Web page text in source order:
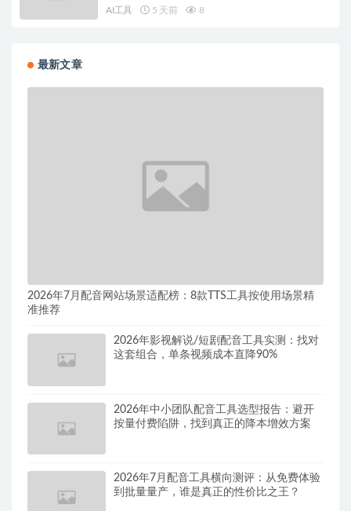
AI工具 5 天前 8
最新文章
2026年7月配音网站场景适配榜：8款TTS工具按使用场景精
准推荐
2026年影视解说/短剧配音工具实测：找对
这套组合，单条视频成本直降90%
2026年中小团队配音工具选型报告：避开
按量付费陷阱，找到真正的降本增效方案
2026年7月配音工具横向测评：从免费体验
到批量量产，谁是真正的性价比之王？